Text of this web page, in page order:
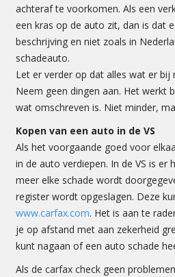
achteraf te voorkomen. Als een
een kras op de auto zit, dan is dat
beschrijving en niet zoals in
schadeauto.
Let er verder op dat alles wat er
Neem geen dingen aan. Het werkt
wat omschreven is. Niet minder,
Kopen van een auto in de VS
Als het voorgaande goed voor
in de auto verdiepen. In de VS is
meer elke schade wordt
register wordt opgeslagen. Deze
www.carfax.com. Het is aan te
je op afstand met aan zekerheid
kunt nagaan of een auto schade
Als de carfax check geen